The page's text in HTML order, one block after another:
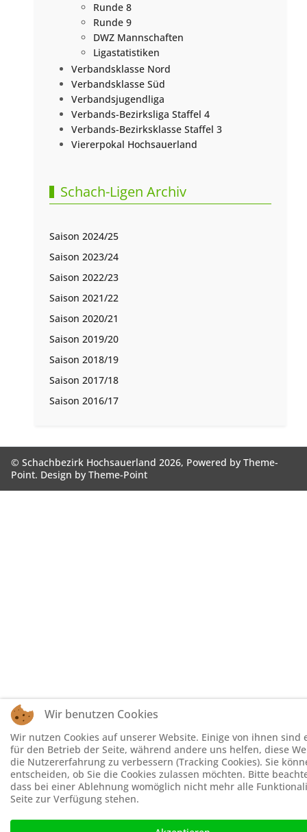
Runde 8
Runde 9
DWZ Mannschaften
Ligastatistiken
Verbandsklasse Nord
Verbandsklasse Süd
Verbandsjugendliga
Verbands-Bezirksliga Staffel 4
Verbands-Bezirksklasse Staffel 3
Viererpokal Hochsauerland
Schach-Ligen Archiv
Saison 2024/25
Saison 2023/24
Saison 2022/23
Saison 2021/22
Saison 2020/21
Saison 2019/20
Saison 2018/19
Saison 2017/18
Saison 2016/17
© Schachbezirk Hochsauerland 2026, Powered byTheme-
Point. Design byTheme-Point
Wir benutzen Cookies
Wir nutzen Cookies auf unserer Website. Einige von ihnen sind
für den Betrieb der Seite, während andere uns helfen, diese
die Nutzererfahrung zu verbessern (Tracking Cookies). Sie
entscheiden, ob Sie die Cookies zulassen möchten. Bitte
dass bei einer Ablehnung womöglich nicht mehr alle
Seite zur Verfügung stehen.